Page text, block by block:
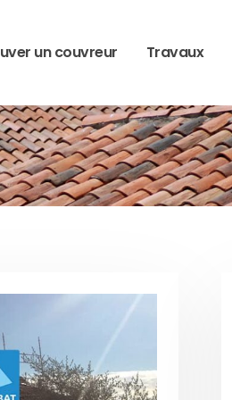
un couvreur Travaux